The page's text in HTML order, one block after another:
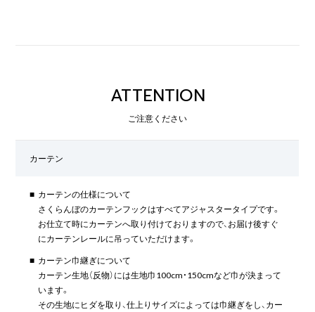
ATTENTION
ご注意ください
カーテン
■ カーテンの仕様について
さくらんぼのカーテンフックはすべてアジャスタータイプです。
お仕立て時にカーテンへ取り付けておりますので、お届け後すぐ
にカーテンレールに吊っていただけます。
■ カーテン巾継ぎについて
カーテン生地（反物）には生地巾100cm・150cmなど巾が決まって
います。
その生地にヒダを取り、仕上りサイズによっては巾継ぎをし、カー